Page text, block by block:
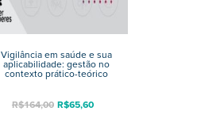
Vigilância em saúde e sua
aplicabilidade: gestão no
contexto prático-teórico
R$164,00 R$65,60